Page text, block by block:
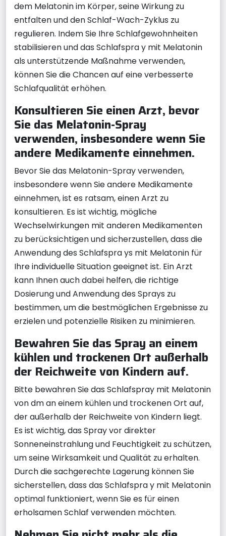
dem Melatonin im Körper, seine Wirkung zu
entfalten und den Schlaf-Wach-Zyklus zu
regulieren. Indem Sie Ihre Schlafgewohnheiten
stabilisieren und das Schlafspra y mit Melatonin
als unterstützende Maßnahme verwenden,
können Sie die Chancen auf eine verbesserte
Schlafqualität erhöhen.
Konsultieren Sie einen Arzt, bevor
Sie das Melatonin-Spray
verwenden, insbesondere wenn Sie
andere Medikamente einnehmen.
Bevor Sie das Melatonin-Spray verwenden,
insbesondere wenn Sie andere Medikamente
einnehmen, ist es ratsam, einen Arzt zu
konsultieren. Es ist wichtig, mögliche
Wechselwirkungen mit anderen Medikamenten
zu berücksichtigen und sicherzustellen, dass die
Anwendung des Schlafspra ys mit Melatonin für
Ihre individuelle Situation geeignet ist. Ein Arzt
kann Ihnen auch dabei helfen, die richtige
Dosierung und Anwendung des Sprays zu
bestimmen, um die bestmöglichen Ergebnisse zu
erzielen und potenzielle Risiken zu minimieren.
Bewahren Sie das Spray an einem
kühlen und trockenen Ort außerhalb
der Reichweite von Kindern auf.
Bitte bewahren Sie das Schlafspray mit Melatonin
von dm an einem kühlen und trockenen Ort auf,
der außerhalb der Reichweite von Kindern liegt.
Es ist wichtig, das Spray vor direkter
Sonneneinstrahlung und Feuchtigkeit zu schützen,
um seine Wirksamkeit und Qualität zu erhalten.
Durch die sachgerechte Lagerung können Sie
sicherstellen, dass das Schlafspra y mit Melatonin
optimal funktioniert, wenn Sie es für einen
erholsamen Schlaf verwenden möchten.